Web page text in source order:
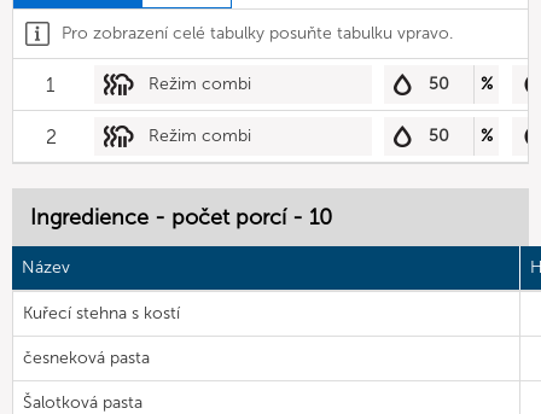
Pro zobrazení celé tabulky posuňte tabulku vpravo.
1 Režim combi 50 %
2 Režim combi 50 %
Ingredience - počet porcí - 10
Název
Kuřecí stehna s kostí
česneková pasta
Šalotková pasta